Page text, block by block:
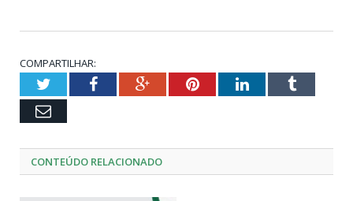
COMPARTILHAR:
TwitterFacebookGoogle+PinterestLinkedInTumblr
Email
CONTEÚDO RELACIONADO